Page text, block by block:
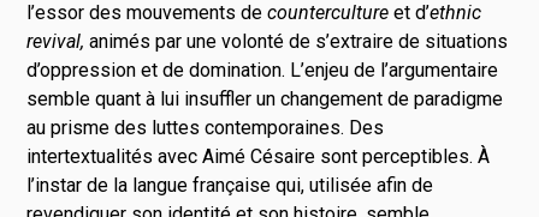
l’essor des mouvements decountercultureet d’ethnic
revival,animés par une volonté de s’extraire de situations
d’oppression et de domination. L’enjeu de l’argumentaire
semble quant à lui insuffler un changement de paradigme
au prisme des luttes contemporaines. Des
intertextualités avec Aimé Césaire sont perceptibles. À
l’instar de la langue française qui, utilisée afin de